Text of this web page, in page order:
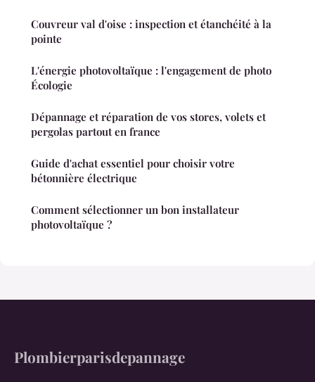
Couvreur val d'oise : inspection et étanchéité à la
pointe
L'énergie photovoltaïque : l'engagement de photo
Écologie
Dépannage et réparation de vos stores, volets et
pergolas partout en france
Guide d'achat essentiel pour choisir votre
bétonnière électrique
Comment sélectionner un bon installateur
photovoltaïque ?
Plombierparisdepannage